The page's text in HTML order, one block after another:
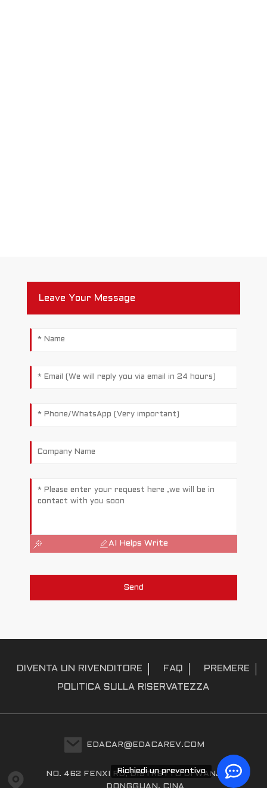
Richiedi un preventivo
Leave Your Message
AI Helps Write
Send
DIVENTA UN RIVENDITORE FAQ PREMERE
POLITICA SULLA RISERVATEZZA
EDACAR@EDACAREV.COM
NO. 462 FENXI RD, DISTRETTO DI WANJIANG,
DONGGUAN, CINA